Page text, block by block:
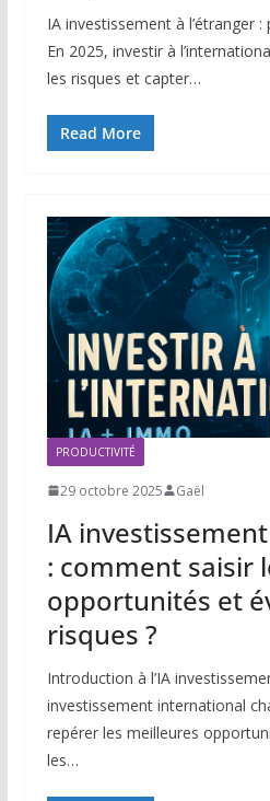
IA investissement à l’étranger
En 2025, investir à
les risques et capter…
Read More
PRODUCTIVITÉ
29 octobre 2025 Gaël
IA
: comment saisir
opportunités et
risques ?
Introduction à l’IA
investissement international
repérer les meilleures
les…